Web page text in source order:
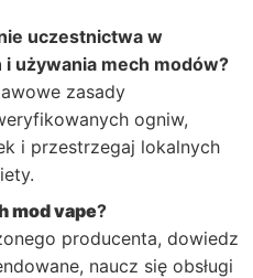
uczestnictwa w
używania mech modów?
zasady
ogniw,
i przestrzegaj lokalnych
mod vape?
producenta, dowiedz
naucz się obsługi